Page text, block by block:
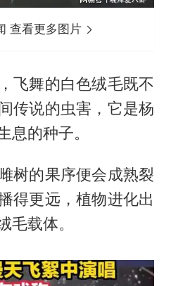
查看更多图片
飞舞的白色绒毛既不
传说的虫害，它是杨
息的种子。
树的果序便会成熟裂
得更远，植物进化出
毛载体。